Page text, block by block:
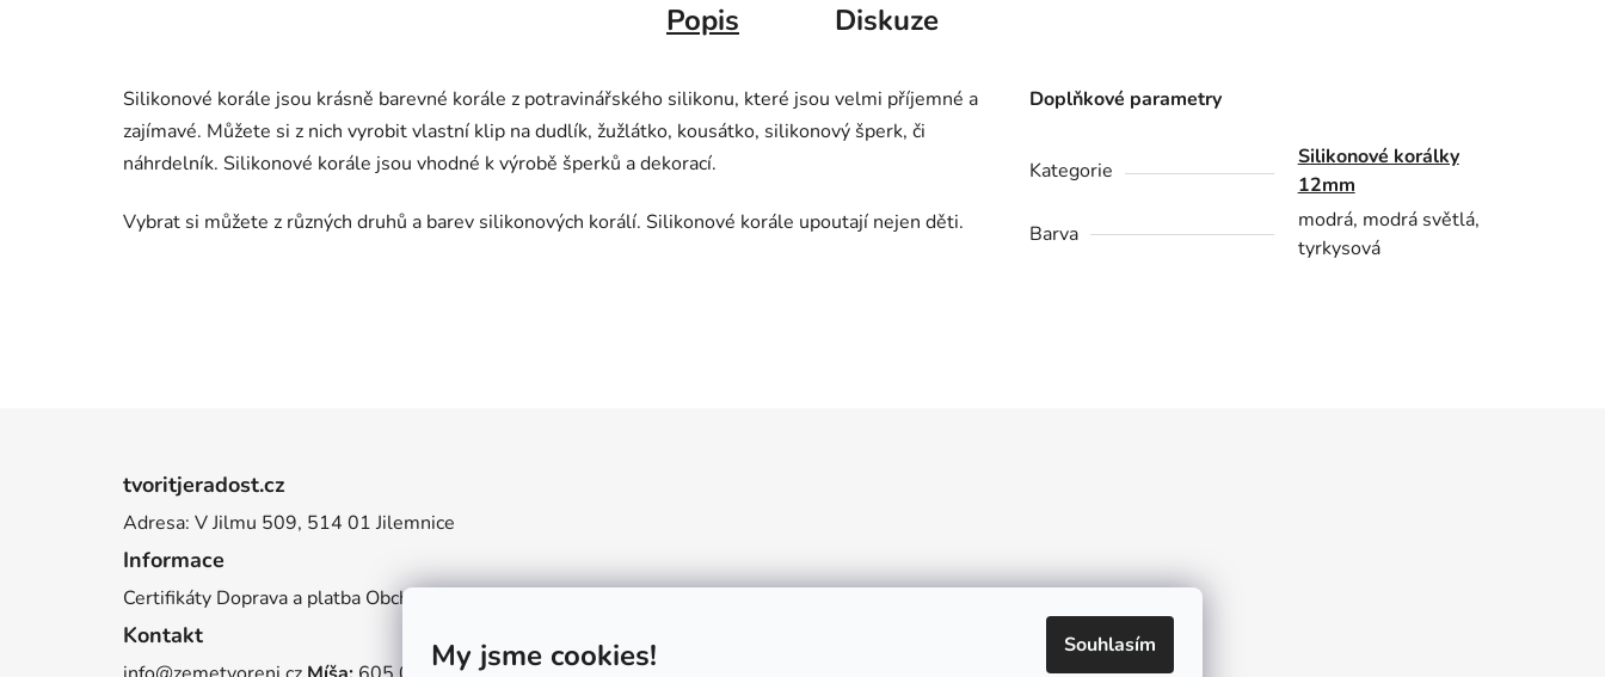
My jsme cookies! Souhlasím
Popis Diskuze
Silikonové korále jsou krásně barevné korále z potravinářského silikonu, které jsou velmi příjemné a
zajímavé. Můžete si z nich vyrobit vlastní klip na dudlík, žužlátko, kousátko, silikonový šperk, či
náhrdelník. Silikonové korále jsou vhodné k výrobě šperků a dekorací.
Vybrat si můžete z různých druhů a barev silikonových korálí. Silikonové korále upoutají nejen děti.
Doplňkové parametry
Kategorie
Silikonové korálky
12mm
Barva
modrá, modrá světlá,
tyrkysová
tvoritjeradost.cz
Adresa: V Jilmu 509, 514 01 Jilemnice
Informace
Certifikáty Doprava a platba Obchodní podmínky
Kontakt